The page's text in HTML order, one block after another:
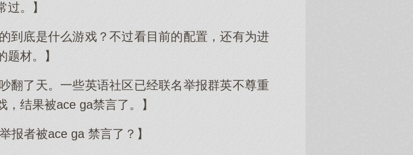
过。】
到底是什么游戏？不过看目前的配置，还有为进
材。】
翻了天。一些英语社区已经联名举报群英不尊重
结果被ace ga禁言了。】
报者被ace ga 禁言了？】